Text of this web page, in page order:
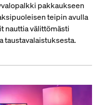
pakkaukseen
teipin avulla
nauttia välittömästi
taustavalaistuksesta.